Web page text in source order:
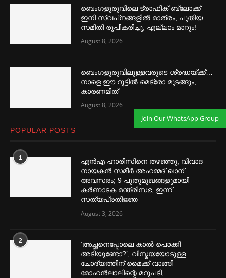
ബെംഗളൂരുവിലെ ട്രാഫിക് ബ്ലോക്ക്
ഇനി സ്വപ്‌നങ്ങളില്‍ മാത്രം; പുതിയ
സമിതി രൂപീകരിച്ചു, എല്ലാം മാറും!
August 8, 2026
ബെംഗളൂരുവിലുള്ളവരുടെ ശ്രദ്ധയ്ക്ക്…
നാളെ ഈ റൂട്ടില്‍ മെട്രോ മുടങ്ങും;
കാരണമിത്
August 8, 2026
POPULAR POSTS
1
എൻഎ ഹാരിസിനെ തഴ‌‍ഞ്ഞു, വിവാദ
നായകൻ സമീര്‍ അഹമ്മദ് ഖാന്
അവസരം; 9 പുതുമുഖങ്ങളുമായി
കര്‍ണാടക മന്ത്രിസഭ, ഇന്ന്
സത്യപ്രതിജ്ഞ
August 3, 2026
2
‘അച്ഛനെപ്പോലെ കാല്‍ പൊക്കി
അടിയുണ്ടോ?’; വിസ്മയയോടുള്ള
ചോദ്യത്തിന് മൈക്ക് വാങ്ങി
മോഹൻലാലിന്റെ മറുപടി,
Join Our WhatsApp Group